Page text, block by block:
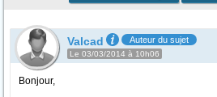
Valcad Auteur du sujet
Le 03/03/2014 à 10h06
Bonjour,